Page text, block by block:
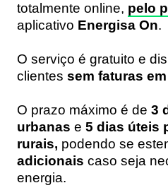
totalmente online, pelo
aplicativo Energisa On.
O serviço é gratuito e
clientes sem faturas
O prazo máximo é de 3
urbanas e 5 dias úteis
rurais, podendo se
adicionais caso seja
energia.